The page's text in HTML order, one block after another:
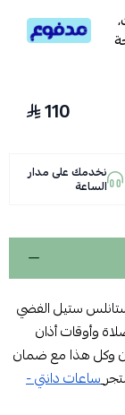
110
نخدمك على مدار
الساعة
ستيل الفضي
وأوقات أذان
وكل هذا مع ضمان
ساعات دانتي -